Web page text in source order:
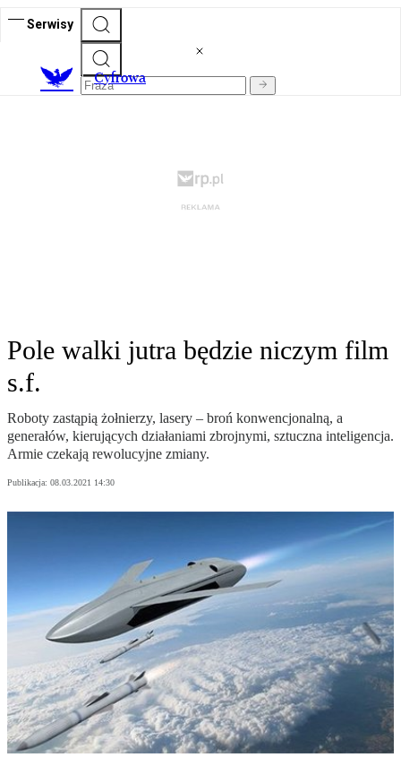
Serwisy
Cyfrowa
Pole walki jutra będzie niczym film
s.f.
Roboty zastąpią żołnierzy, lasery – broń konwencjonalną, a
generałów, kierujących działaniami zbrojnymi, sztuczna inteligencja.
Armie czekają rewolucyjne zmiany.
Publikacja: 08.03.2021 14:30